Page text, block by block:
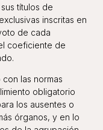
títulos de
inscritas en
de cada
coeficiente de
las normas
obligatorio
los ausentes o
órganos, y en lo